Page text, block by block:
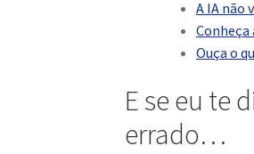
A IA
Conheça
Ouça o
E se eu te
errado…